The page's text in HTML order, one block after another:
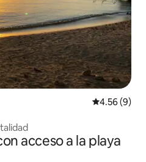
Calificación
4.56 (9)
acceso a la playa